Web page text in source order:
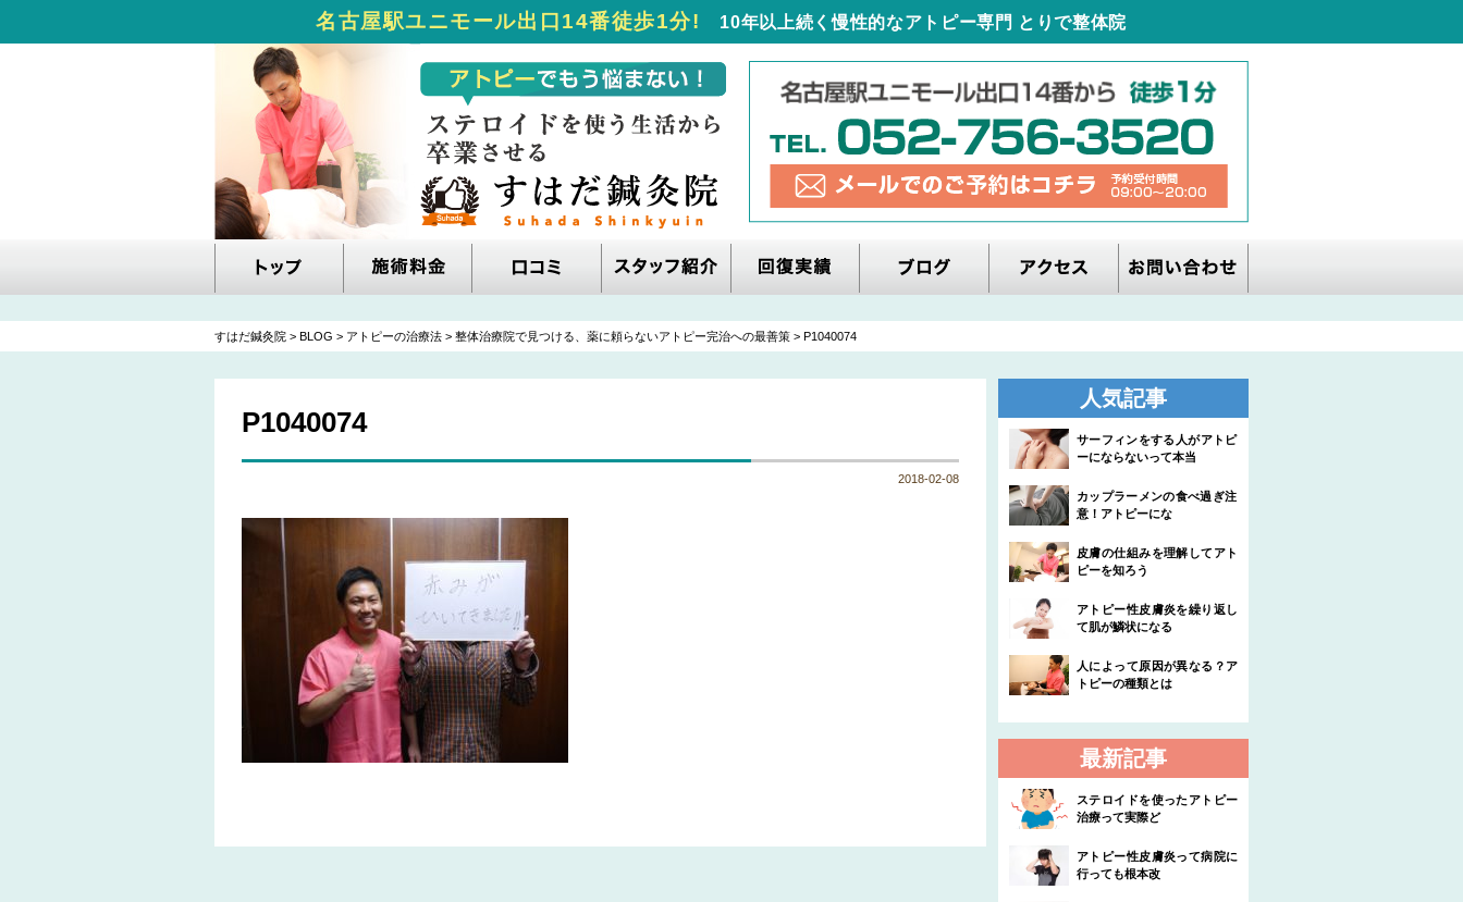
名古屋駅ユニモール出口14番徒歩1分! 10年以上続く慢性的なアトピー専門 とりで整体院
すはだ鍼灸院 > BLOG > アトピーの治療法 > 整体治療院で見つける、薬に頼らないアトピー完治への最善策 > P1040074
P1040074
2018-02-08
人気記事
サーフィンをする人がアトピ
ーにならないって本当
カップラーメンの食べ過ぎ注
意！アトピーにな
皮膚の仕組みを理解してアト
ピーを知ろう
アトピー性皮膚炎を繰り返し
て肌が鱗状になる
人によって原因が異なる？ア
トピーの種類とは
最新記事
ステロイドを使ったアトピー
治療って実際ど
アトピー性皮膚炎って病院に
行っても根本改